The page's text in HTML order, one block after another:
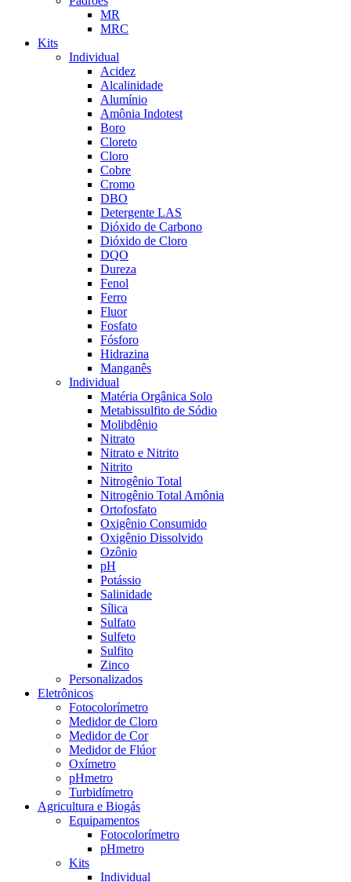
MR
MRC
Kits
Individual
Acidez
Alcalinidade
Alumínio
Amônia Indotest
Boro
Cloreto
Cloro
Cobre
Cromo
DBO
Detergente LAS
Dióxido de Carbono
Dióxido de Cloro
DQO
Dureza
Fenol
Ferro
Fluor
Fosfato
Fósforo
Hidrazina
Manganês
Individual
Matéria Orgânica Solo
Metabissulfito de Sódio
Molibdênio
Nitrato
Nitrato e Nitrito
Nitrito
Nitrogênio Total
Nitrogênio Total Amônia
Ortofosfato
Oxigênio Consumido
Oxigênio Dissolvido
Ozônio
pH
Potássio
Salinidade
Sílica
Sulfato
Sulfeto
Sulfito
Zinco
Personalizados
Eletrônicos
Fotocolorímetro
Medidor de Cloro
Medidor de Cor
Medidor de Flúor
Oxímetro
pHmetro
Turbidímetro
Agricultura e Biogás
Equipamentos
Fotocolorímetro
pHmetro
Kits
Individual